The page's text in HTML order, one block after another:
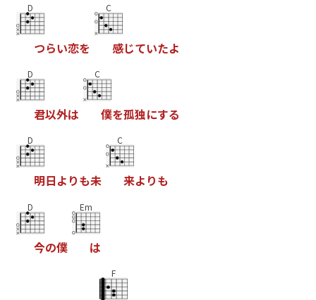
D
つらい恋を
C
感じていたよ
D
君以外は
C
僕を孤独にする
D
明日よ りも未
C
来よ りも
D
今の僕
Em
は
F